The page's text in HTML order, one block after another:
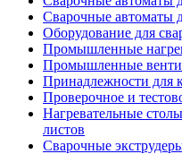
Сварочные автоматы
Оборудование для
Промышленные
Промышленные
Принадлежности для
Проверочное и
Нагревательные
листов
Сварочные